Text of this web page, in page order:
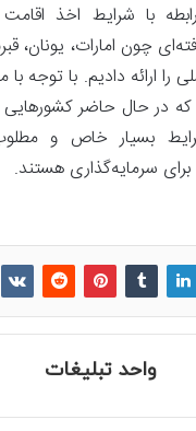
با شرایط اخذ
چون امارات، یونان،
را ارائه دادیم. با توجه
که در حال حاضر
بسیار خاص و
سرمایه‌گذاری هستند.
واحد تبلیغات